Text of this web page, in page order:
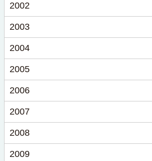
2002
2003
2004
2005
2006
2007
2008
2009